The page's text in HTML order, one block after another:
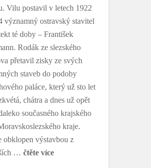
Vilu postavil v letech 1922
významný ostravský stavitel
té doby – František
Rodák ze slezského
přetavil zisky ze svých
staveb do podoby
paláce, který už sto let
chátra a dnes už opět
současného krajského
kraje.
obklopen výstavbou z
… čtěte více